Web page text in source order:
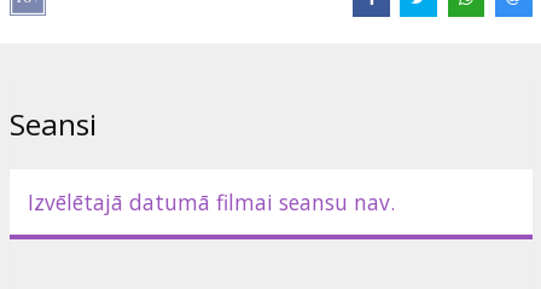
Filma angļu valodā ar subtitriem latviešu un krievu valodā.
Seansi
Izvēlētajā datumā filmai seansu nav.